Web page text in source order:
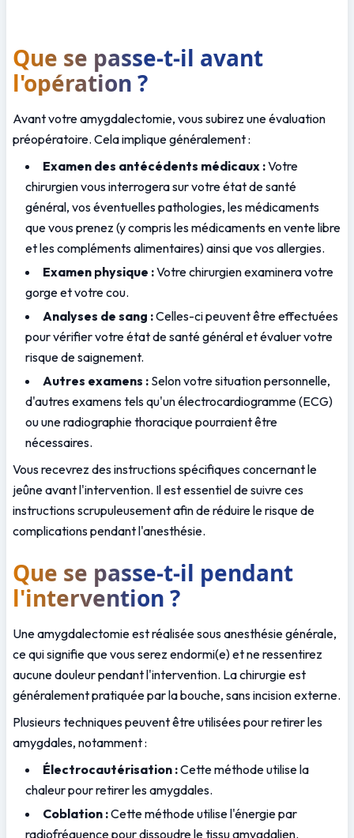
Que se passe-t-il avant
l'opération ?
Avant votre amygdalectomie, vous subirez une évaluation
préopératoire. Cela implique généralement :
Examen des antécédents médicaux : Votre
chirurgien vous interrogera sur votre état de santé
général, vos éventuelles pathologies, les médicaments
que vous prenez (y compris les médicaments en vente libre
et les compléments alimentaires) ainsi que vos allergies.
Examen physique : Votre chirurgien examinera votre
gorge et votre cou.
Analyses de sang : Celles-ci peuvent être effectuées
pour vérifier votre état de santé général et évaluer votre
risque de saignement.
Autres examens : Selon votre situation personnelle,
d'autres examens tels qu'un électrocardiogramme (ECG)
ou une radiographie thoracique pourraient être
nécessaires.
Vous recevrez des instructions spécifiques concernant le
jeûne avant l'intervention. Il est essentiel de suivre ces
instructions scrupuleusement afin de réduire le risque de
complications pendant l'anesthésie.
Que se passe-t-il pendant
l'intervention ?
Une amygdalectomie est réalisée sous anesthésie générale,
ce qui signifie que vous serez endormi(e) et ne ressentirez
aucune douleur pendant l'intervention. La chirurgie est
généralement pratiquée par la bouche, sans incision externe.
Plusieurs techniques peuvent être utilisées pour retirer les
amygdales, notamment :
Électrocautérisation : Cette méthode utilise la
chaleur pour retirer les amygdales.
Coblation : Cette méthode utilise l'énergie par
radiofréquence pour dissoudre le tissu amygdalien.